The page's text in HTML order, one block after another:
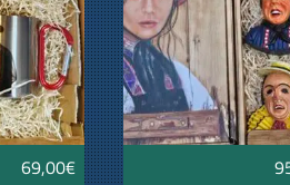
69,00€